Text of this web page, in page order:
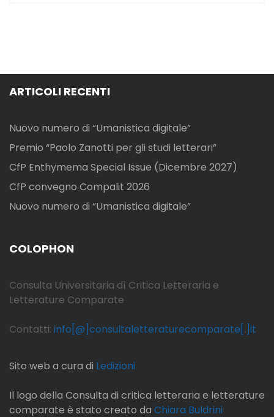
z
o
n
e
a
r
i
c
i
ARTICOLI RECENTI
Nuovo numero di “Umanistica digitale”
Premio “Paolo Zanotti per gli studi letterari”
CfP Enthymema Special Issue (Dicembre 2027)
CfP convegno Compalit 2026
Nuovo numero di “Umanistica digitale”
COLOPHON
Consulta Universitaria dì Critica Letteraria e
Letterature Comparate
Contatti: info[@]consultaletteraturecomparate[.]it
Sito web a cura di Ledizioni
Il logo della Consulta di critica letteraria e letterature
comparate è stato creato da Chiara Buldrini